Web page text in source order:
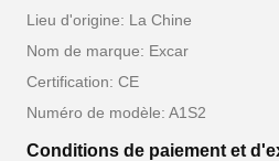
Lieu d'origine: La Chine
Nom de marque: Excar
Certification: CE
Numéro de modèle: A1S2
Conditions de paiement et